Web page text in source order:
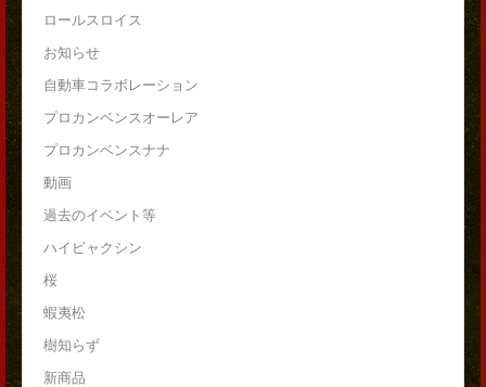
ロールスロイス
お知らせ
自動車コラボレーション
プロカンベンスオーレア
プロカンベンスナナ
動画
過去のイベント等
ハイビャクシン
桜
蝦夷松
樹知らず
新商品